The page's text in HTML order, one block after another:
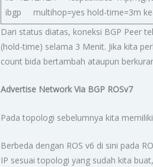
ibgp multihop=yes hold-time=3m
Dari status diatas, koneksi BGP Peer
(hold-time) selama 3 Menit. Jika kita
count bida bertambah ataupun
Advertise Network Via BGP ROSv7
Pada topologi sebelumnya kita
Berbeda dengan ROS v6 di sini pada
IP sesuai topologi yang sudah kita